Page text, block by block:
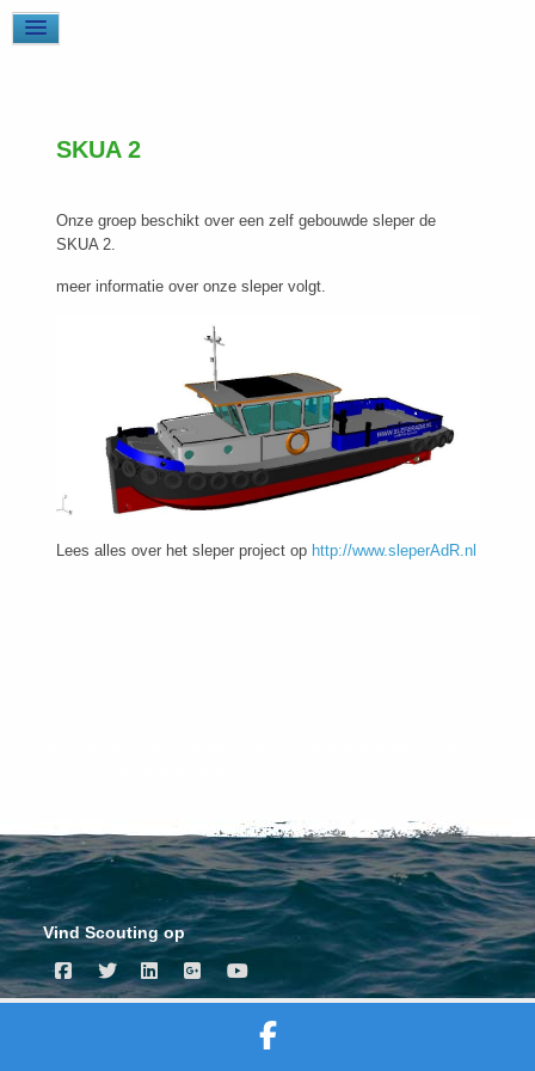
SKUA 2
Onze groep beschikt over een zelf gebouwde sleper de
SKUA 2.
meer informatie over onze sleper volgt.
Lees alles over het sleper project op http://www.sleperAdR.nl
Vind Scouting op